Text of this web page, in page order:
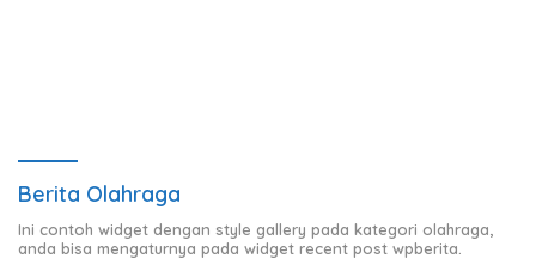
Berita Olahraga
Ini contoh widget dengan style gallery pada kategori olahraga,
anda bisa mengaturnya pada widget recent post wpberita.